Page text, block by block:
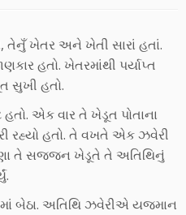
તેનુઁ ખેતર અને ખેતી સારાં હતાં.
હતો. ખેતરમાંથી પર્યાપ્ત
સુખી હતો.
એક વાર તે ખેડૂત પોતાના
રહ્યો હતો. તે વખતે એક ઝવેરી
તે સજ્જન ખેડૂતે તે અતિથિનું
બેઠા. અતિથિ ઝવેરીએ યજમાન